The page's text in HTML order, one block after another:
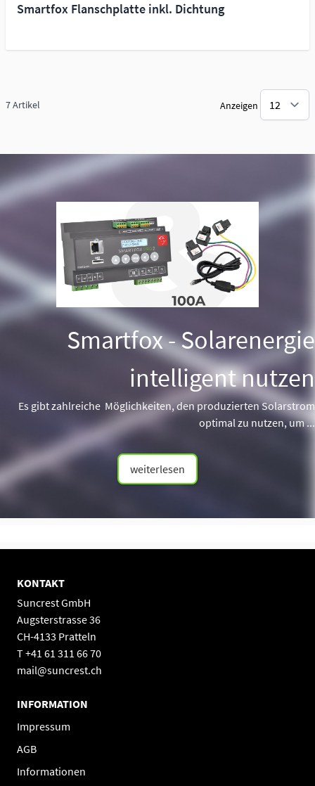
Smartfox Flanschplatte inkl. Dichtung
7Artikel Anzeigen
Smartfox - Solarenergie
intelligent nutzen
Es gibt zahlreiche Möglichkeiten, den produzierten Solarstrom
optimal zu nutzen, um ...
weiterlesen
KONTAKT
Suncrest GmbH
Augsterstrasse 36
CH-4133 Pratteln
T +41 61 311 66 70
mail@suncrest.ch
INFORMATION
Impressum
AGB
Informationen